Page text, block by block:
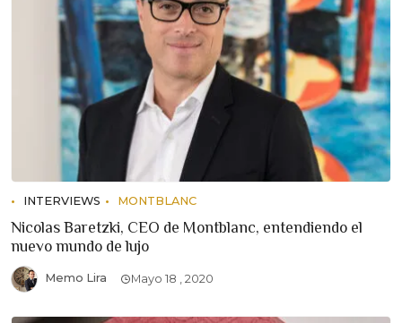
INTERVIEWS MONTBLANC
Nicolas Baretzki, CEO de Montblanc, entendiendo el
nuevo mundo de lujo
Memo Lira Mayo 18 , 2020